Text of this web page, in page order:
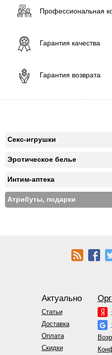
Профессиональная
Гарантия качества
Гарантия возврата
Секс-игрушки
Эротическое белье
Интим-аптека
Атрибуты, подарки
Актуально
Статьи
Доставка
Оплата
Скидки